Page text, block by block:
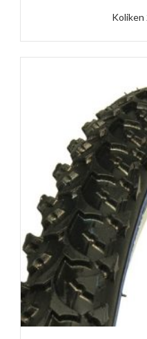
Koliken